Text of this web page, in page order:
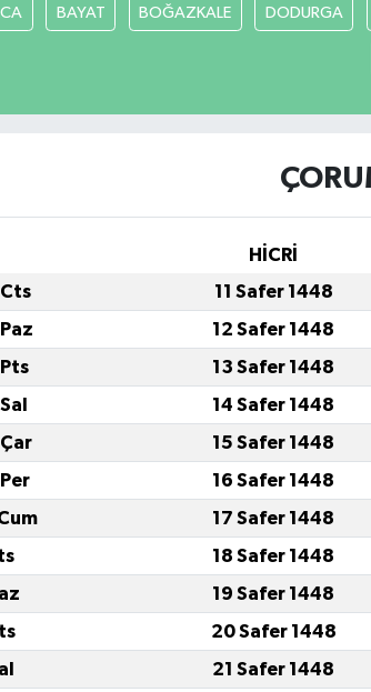
BAYAT BOĞAZKALE DODURGA
HİCRİ
11 Safer 1448
12 Safer 1448
13 Safer 1448
14 Safer 1448
15 Safer 1448
16 Safer 1448
17 Safer 1448
18 Safer 1448
19 Safer 1448
20 Safer 1448
21 Safer 1448